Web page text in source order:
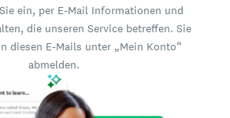
ein, per E-Mail Informationen und
die unseren Service betreffen. Sie
diesen E-Mails unter „Mein Konto“
abmelden.